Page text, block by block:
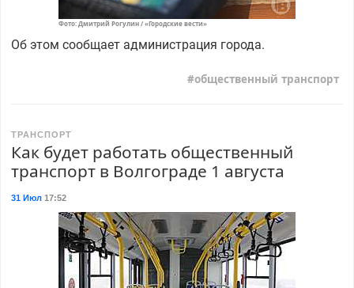
Фото: Дмитрий Рогулин / «Городские вести»
Об этом сообщает администрация города.
общественный транспорт
ТРАНСПОРТ
Как будет работать общественный
транспорт в Волгограде 1 августа
31 Июл17:52